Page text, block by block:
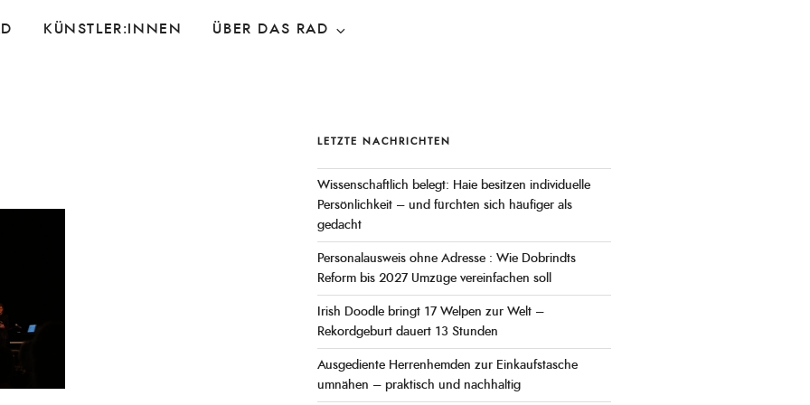
KÜNSTLER:INNEN ÜBER DAS RAD
LETZTE NACHRICHTEN
Wissenschaftlich belegt: Haie besitzen individuelle
Persönlichkeit – und fürchten sich häufiger als
gedacht
Personalausweis ohne Adresse : Wie Dobrindts
Reform bis 2027 Umzüge vereinfachen soll
Irish Doodle bringt 17 Welpen zur Welt –
Rekordgeburt dauert 13 Stunden
Ausgediente Herrenhemden zur Einkaufstasche
umnähen – praktisch und nachhaltig